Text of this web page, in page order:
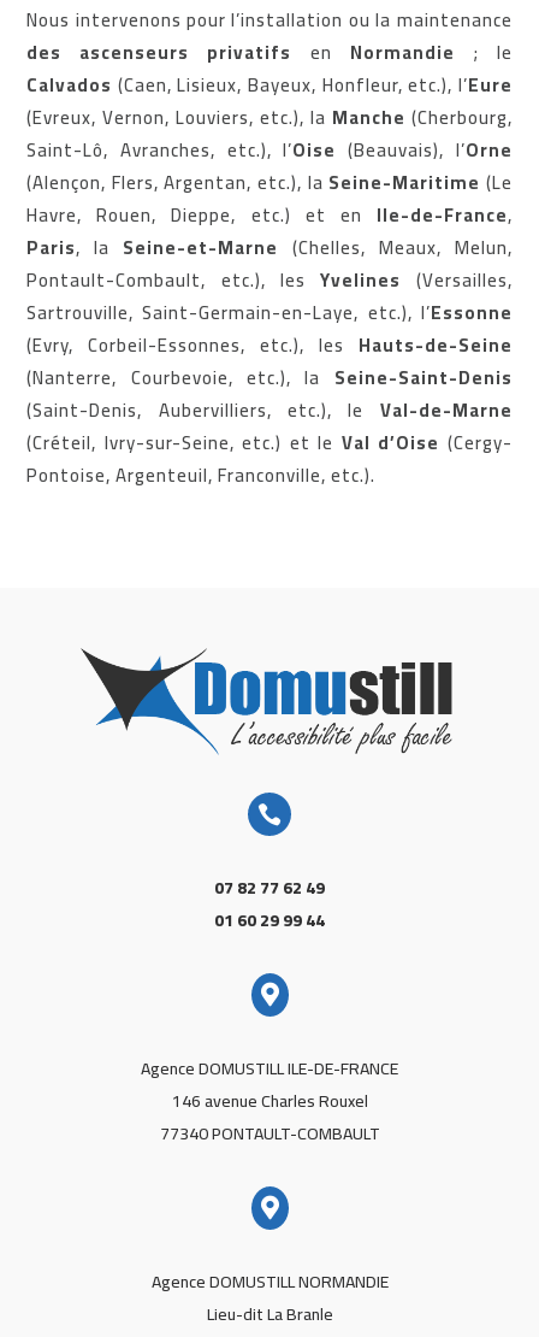
Nous intervenons pour l’installation ou la maintenance
des ascenseurs privatifs en Normandie ; le
Calvados (Caen, Lisieux, Bayeux, Honfleur, etc.), l’Eure
(Evreux, Vernon, Louviers, etc.), la Manche (Cherbourg,
Saint-Lô, Avranches, etc.), l’Oise (Beauvais), l’Orne
(Alençon, Flers, Argentan, etc.), la Seine-Maritime (Le
Havre, Rouen, Dieppe, etc.) et en Ile-de-France,
Paris, la Seine-et-Marne (Chelles, Meaux, Melun,
Pontault-Combault, etc.), lesYvelines (Versailles,
Sartrouville, Saint-Germain-en-Laye, etc.), l’Essonne
(Evry, Corbeil-Essonnes, etc.), les Hauts-de-Seine
(Nanterre, Courbevoie, etc.), la Seine-Saint-Denis
(Saint-Denis, Aubervilliers, etc.), le Val-de-Marne
(Créteil, Ivry-sur-Seine, etc.) et le Val d’Oise (Cergy-
Pontoise, Argenteuil, Franconville, etc.).

07 82 77 62 49
01 60 29 99 44

Agence DOMUSTILL ILE-DE-FRANCE
146 avenue Charles Rouxel
77340 PONTAULT-COMBAULT

Agence DOMUSTILL NORMANDIE
Lieu-dit La Branle